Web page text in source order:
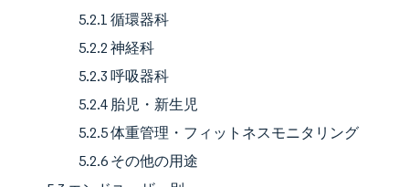
5.2.1 循環器科
5.2.2 神経科
5.2.3 呼吸器科
5.2.4 胎児・新生児
5.2.5 体重管理・フィットネスモニタリング
5.2.6 その他の用途